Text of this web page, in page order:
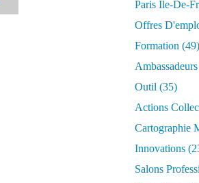
Paris Ile-De-
Offres
Formation (49)
Ambassadeurs
Outil (35)
Actions
Cartographie
Innovations
Salons